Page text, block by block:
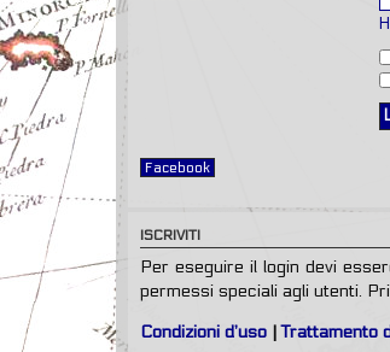
Facebook
ISCRIVITI
Per eseguire il login devi
permessi speciali agli utenti.
Condizioni d’uso |Trattamento